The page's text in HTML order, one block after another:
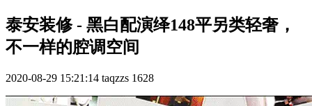
泰安装修 - 黑白配演绎148平另类轻奢，
不一样的腔调空间
2020-08-29 15:21:14 taqzzs 1628